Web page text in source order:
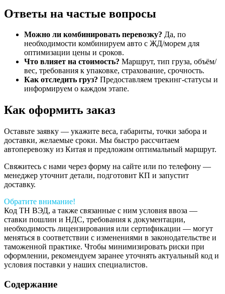
Ответы на частые вопросы
Можно ли комбинировать перевозку? Да, по
необходимости комбинируем авто с ЖД/морем для
оптимизации цены и сроков.
Что влияет на стоимость? Маршрут, тип груза, объём/
вес, требования к упаковке, страхование, срочность.
Как отследить груз? Предоставляем трекинг-статусы и
информируем о каждом этапе.
Как оформить заказ
Оставьте заявку — укажите веса, габариты, точки забора и
доставки, желаемые сроки. Мы быстро рассчитаем
автоперевозку из Китая и предложим оптимальный маршрут.
Свяжитесь с нами через форму на сайте или по телефону —
менеджер уточнит детали, подготовит КП и запустит
доставку.
Обратите внимание!
Код ТН ВЭД, а также связанные с ним условия ввоза —
ставки пошлин и НДС, требования к документации,
необходимость лицензирования или сертификации — могут
меняться в соответствии с изменениями в законодательстве и
таможенной практике. Чтобы минимизировать риски при
оформлении, рекомендуем заранее уточнять актуальный код и
условия поставки у наших специалистов.
Содержание